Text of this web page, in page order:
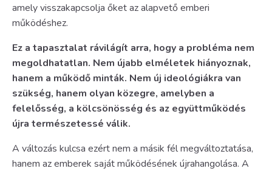
amely visszakapcsolja őket az alapvető emberi
működéshez.
Ez a tapasztalat rávilágít arra, hogy a probléma nem
megoldhatatlan. Nem újabb elméletek hiányoznak,
hanem a működő minták. Nem új ideológiákra van
szükség, hanem olyan közegre, amelyben a
felelősség, a kölcsönösség és az együttműködés
újra természetessé válik.
A változás kulcsa ezért nem a másik fél megváltoztatása,
hanem az emberek saját működésének újrahangolása. A